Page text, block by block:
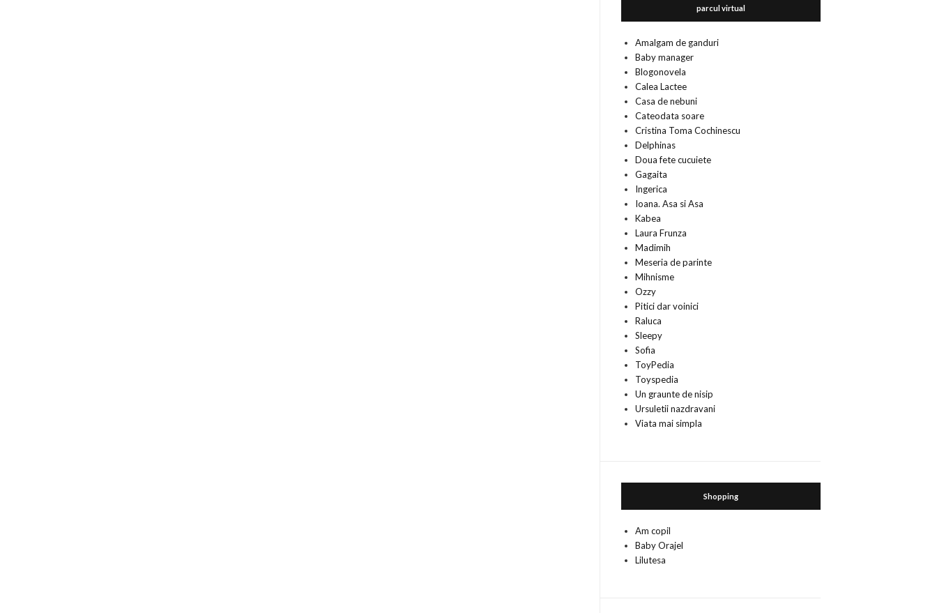
parcul virtual
Amalgam de ganduri
Baby manager
Blogonovela
Calea Lactee
Casa de nebuni
Cateodata soare
Cristina Toma Cochinescu
Delphinas
Doua fete cucuiete
Gagaita
Ingerica
Ioana. Asa si Asa
Kabea
Laura Frunza
Madimih
Meseria de parinte
Mihnisme
Ozzy
Pitici dar voinici
Raluca
Sleepy
Sofia
ToyPedia
Toyspedia
Un graunte de nisip
Ursuletii nazdravani
Viata mai simpla
Shopping
Am copil
Baby Orajel
Lilutesa